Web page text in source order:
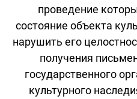
проведение
состояние объекта
нарушить его
получения
государственного
культурного